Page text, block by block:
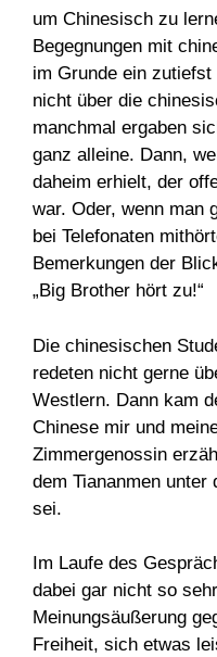
um Chinesisch zu
Begegnungen mit
im Grunde ein
nicht über die
manchmal ergaben
ganz alleine. Dann,
daheim erhielt, der
war. Oder, wenn man
bei Telefonaten
Bemerkungen der
„Big Brother hört zu!“
Die chinesischen
redeten nicht gerne
Westlern. Dann kam
Chinese mir und
Zimmergenossin
dem Tiananmen unter
sei.
Im Laufe des
dabei gar nicht so
Meinungsäußerung
Freiheit, sich etwas